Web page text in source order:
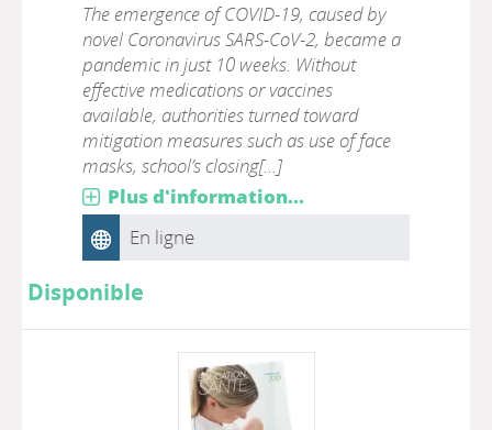
The emergence of COVID-19, caused by
novel Coronavirus SARS-CoV-2, became a
pandemic in just 10 weeks. Without
effective medications or vaccines
available, authorities turned toward
mitigation measures such as use of face
masks, school’s closing[...]
Plus d'information...
En ligne
Disponible